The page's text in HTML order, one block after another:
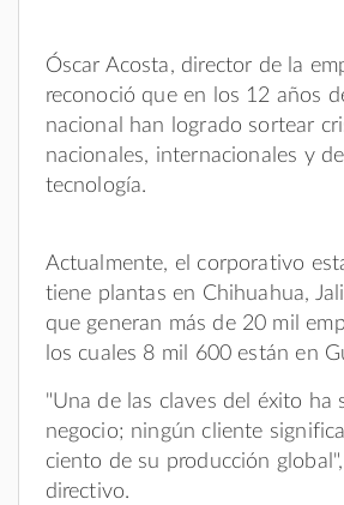
Óscar Acosta, director de la
reconoció que en los 12 años
nacional han logrado sortear
nacionales, internacionales y
tecnología.
Actualmente, el corporativo
tiene plantas en Chihuahua,
que generan más de 20 mil
los cuales 8 mil 600 están en
"Una de las claves del éxito ha
negocio; ningún cliente
ciento de su producción
directivo.